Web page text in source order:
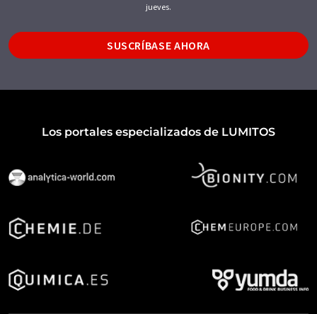
jueves.
SUSCRÍBASE AHORA
Los portales especializados de LUMITOS